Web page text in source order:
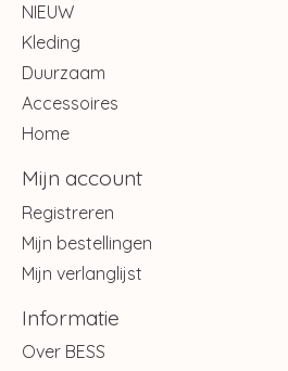
NIEUW
Kleding
Duurzaam
Accessoires
Home
Mijn account
Registreren
Mijn bestellingen
Mijn verlanglijst
Informatie
Over BESS